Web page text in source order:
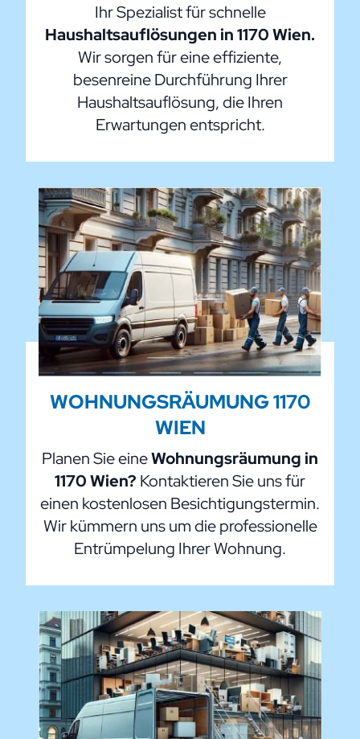
Ihr Spezialist für schnelle
Haushaltsauflösungen in 1170 Wien.
Wir sorgen für eine effiziente,
besenreine Durchführung Ihrer
Haushaltsauflösung, die Ihren
Erwartungen entspricht.
WOHNUNGSRÄUMUNG 1170
WIEN
Planen Sie eineWohnungsräumung in
1170 Wien? Kontaktieren Sie uns für
einen kostenlosen Besichtigungstermin.
Wir kümmern uns um die professionelle
Entrümpelung Ihrer Wohnung.